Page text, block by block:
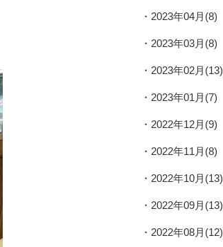
2023年04月(8)
2023年03月(8)
2023年02月(13)
2023年01月(7)
2022年12月(9)
2022年11月(8)
2022年10月(13)
2022年09月(13)
2022年08月(12)